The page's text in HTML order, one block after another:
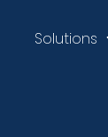
Solutions